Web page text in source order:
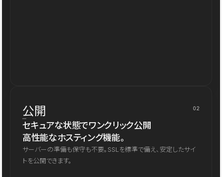
公開 02
セキュアな状態でワンクリック公開
高性能なホスティング機能。
サーバーの準備も保守も不要。SSLを標準で備え、安定したサイ
トを公開できます。